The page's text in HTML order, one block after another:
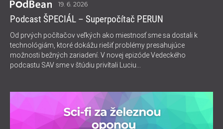
19. 6. 2026
Podcast ŠPECIÁL – Superpočítač PERUN
Od prvých počítačov veľkých ako miestnosť sme sa dostali k
technológiám, ktoré dokážu riešiť problémy presahujúce
možnosti bežných zariadení. V novej epizóde Vedeckého
podcastu SAV sme v štúdiu privítali Luciu...